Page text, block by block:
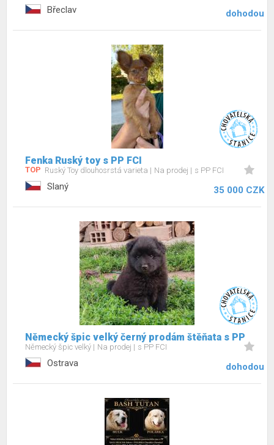
Břeclav dohodou
Fenka Ruský toy s PP FCI
TOP Ruský Toy dlouhosrstá varieta Na prodej s PP FCI
Slaný 35 000 CZK
Německý špic velký černý prodám štěňata s PP
Německý špic velký Na prodej s PP FCI
Ostrava dohodou